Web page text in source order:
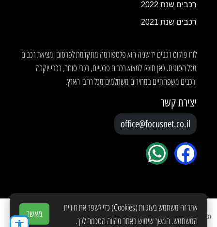
רכבים שנת 2022
רכבים שנת 2021
לוח פוקוס רכבים יד שניה הוא פלטפורמה מתקדמת לפרסום ומציאת רכבים
מכל הסוגים. כאן תוכלו למצוא רכבים פרטיים, רכבי סוחר, רכבי יוקרה
ורכבים משפחתיים במחירים משתלמים מכל רחבי הארץ.
יצירת קשר
office@focusnet.co.il
Copyright © 2026 Created by
YOKO
accessibility
אתר זה משתמש בעוגיות (Cookies) כדי לשפר את חוויית
המשתמש. המשך שימוש באתר מהווה הסכמה לכך.
מאשר